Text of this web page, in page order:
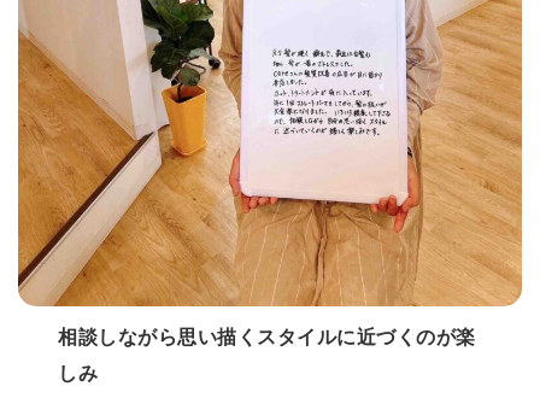
相談しながら思い描くスタイルに近づくのが楽
しみ